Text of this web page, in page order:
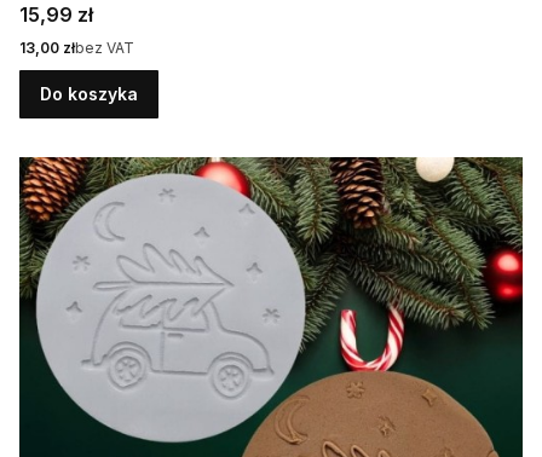
Cena
15,99 zł
Cena
13,00 złbez VAT
Do koszyka